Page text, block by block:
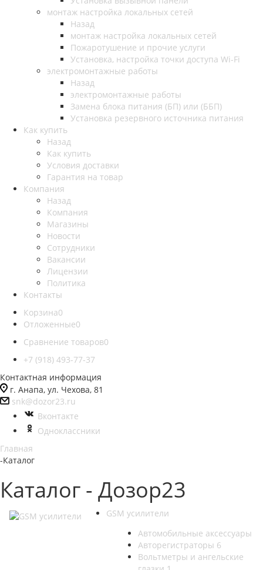
монтаж настройка локальных сетей
Назад
монтаж настройка локальных сетей
Пожаротушение и прочие услуги
Установка, настройка точки доступа Wi-Fi
электромонтажные работы
Назад
электромонтажные работы
Замена блока питания (БП) или (ББП)
Установка резервного источника питания
Как купить
Назад
Как купить
Условия доставки
Гарантия на товар
Компания
Назад
Компания
Магазины
Новости
Сотрудники
Вакансии
Лицензии
Политика
Контакты
Корзина0
Отложенные0
Сравнение товаров0
+7 (918) 493-77-37
Контактная информация
г. Анапа, ул. Чехова, 81
snk@dozor23.ru
Вконтакте
Одноклассники
Главная
-Каталог
Каталог - Дозор23
GSM усилители
Автомобильные аксессуары
Авторегистраторы 6
Вольтметры и ангельские